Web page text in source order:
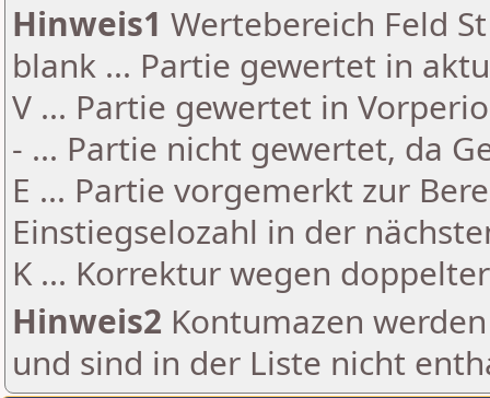
Hinweis1 Wertebereich Feld
blank ... Partie gewertet in
V ... Partie gewertet in
- ... Partie nicht gewertet, da
E ... Partie vorgemerkt zur
Einstiegselozahl in der
K ... Korrektur wegen
Hinweis2 Kontumazen
und sind in der Liste nicht